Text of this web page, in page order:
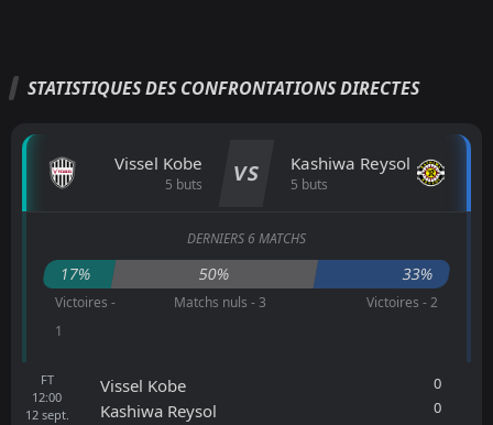
STATISTIQUES DES CONFRONTATIONS DIRECTES
Vissel Kobe
5 buts VS Kashiwa Reysol
5 buts
DERNIERS 6 MATCHS
17% 50% 33%
Victoires -
1
Matchs nuls - 3 Victoires - 2
FT
12:00
12 sept.
Vissel Kobe
Kashiwa Reysol
0
0